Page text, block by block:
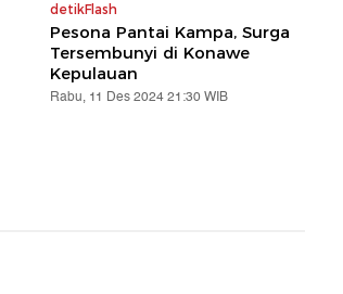
detikFlash
Pesona Pantai Kampa, Surga
Tersembunyi di Konawe
Kepulauan
Rabu, 11 Des 2024 21:30 WIB